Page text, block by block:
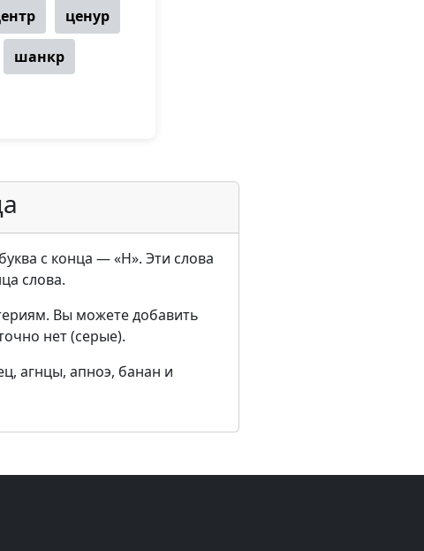
ценур
шанкр
с конца — «Н». Эти слова
слова.
Вы можете добавить
нет (серые).
агнцы, апноэ, банан и